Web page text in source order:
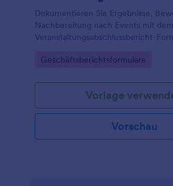
Dokumentieren Sie Ergebnisse,
Nachbereitung nach Events mit dem
Veranstaltungsabschlussbericht-
und Veranstalter, die Erkenntnisse
Go to Category:
Geschäftsberichtsformulare
Vorlage
Vorschau